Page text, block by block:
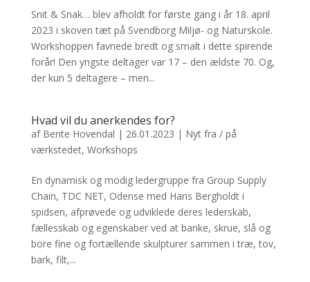
Snit & Snak… blev afholdt for første gang i år 18. april
2023 i skoven tæt på Svendborg Miljø- og Naturskole.
Workshoppen favnede bredt og smalt i dette spirende
forår! Den yngste deltager var 17 – den ældste 70. Og,
der kun 5 deltagere – men...
Hvad vil du anerkendes for?
af Bente Hovendal | 26.01.2023 | Nyt fra / på
værkstedet, Workshops
En dynamisk og modig ledergruppe fra Group Supply
Chain, TDC NET, Odense med Hans Bergholdt i
spidsen, afprøvede og udviklede deres lederskab,
fællesskab og egenskaber ved at banke, skrue, slå og
bore fine og fortællende skulpturer sammen i træ, tov,
bark, filt,...